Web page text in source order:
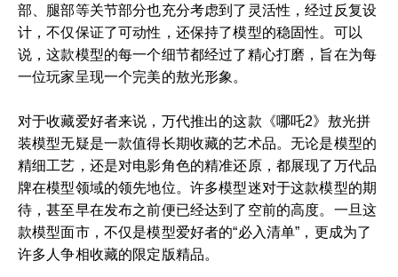
部、腿部等关节部分也充分考虑到了灵活性，经过反复设
计，不仅保证了可动性，还保持了模型的稳固性。可以
说，这款模型的每一个细节都经过了精心打磨，旨在为每
一位玩家呈现一个完美的敖光形象。
对于收藏爱好者来说，万代推出的这款《哪吒2》敖光拼
装模型无疑是一款值得长期收藏的艺术品。无论是模型的
精细工艺，还是对电影角色的精准还原，都展现了万代品
牌在模型领域的领先地位。许多模型迷对于这款模型的期
待，甚至早在发布之前便已经达到了空前的高度。一旦这
款模型面市，不仅是模型爱好者的“必入清单”，更成为了
许多人争相收藏的限定版精品。